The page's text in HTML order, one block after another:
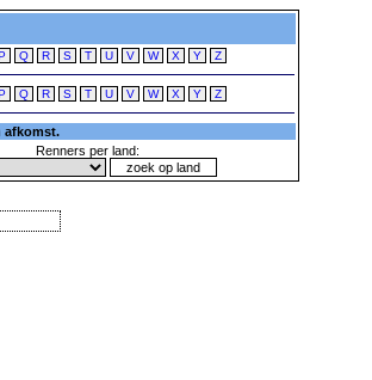
Q R S T U V W X Y Z
Q R S T U V W X Y Z
afkomst.
Renners per land: